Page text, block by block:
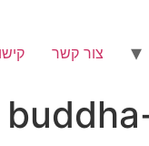
צור קשר